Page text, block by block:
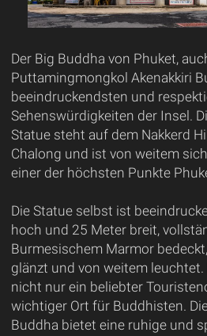
Der Big Buddha von Phuket,
Puttamingmongkol Akenakkiri
beeindruckendsten und
Sehenswürdigkeiten der Insel.
Statue steht auf dem Nakkerd
Chalong und ist von weitem
einer der höchsten Punkte
Die Statue selbst ist
hoch und 25 Meter breit,
Burmesischem Marmor
glänzt und von weitem leuchtet.
nicht nur ein beliebter
wichtiger Ort für Buddhisten.
Buddha bietet eine ruhige und